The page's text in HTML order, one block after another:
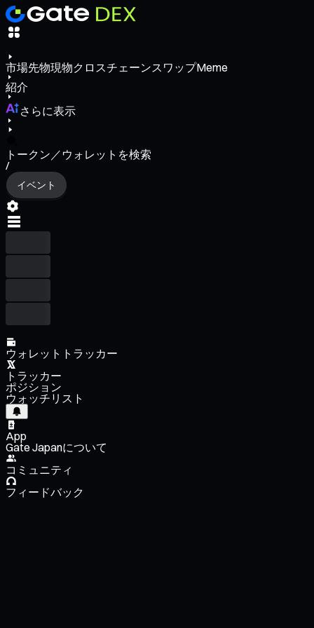
市場先物現物クロスチェーンスワップMeme
紹介
さらに表示
トークン／ウォレットを検索
/
イベント
ウォレットトラッカー
トラッカー
ポジション
ウォッチリスト
App
Gate Japanについて
コミュニティ
フィードバック